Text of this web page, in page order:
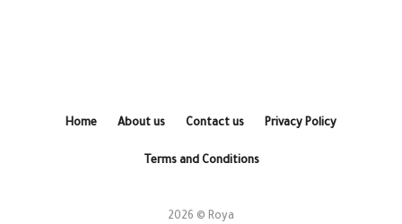
Home About us Contact us Privacy Policy
Terms and Conditions
2026 © Roya